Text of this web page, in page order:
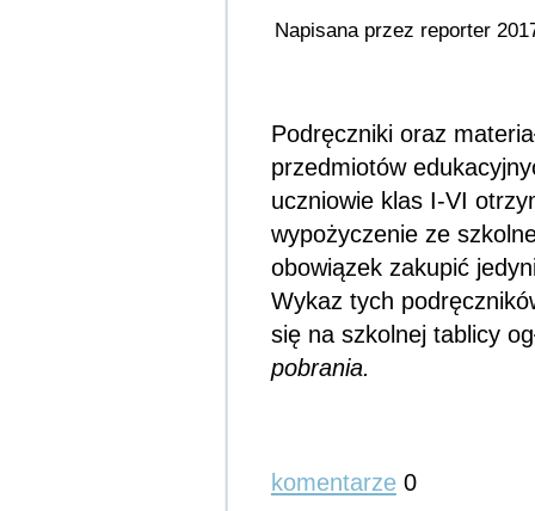
Napisana przez reporter
Podręczniki oraz
przedmiotów
uczniowie klas I-VI
wypożyczenie ze
obowiązek zakupić
Wykaz tych
się na szkolnej tablicy
pobrania.
komentarze0